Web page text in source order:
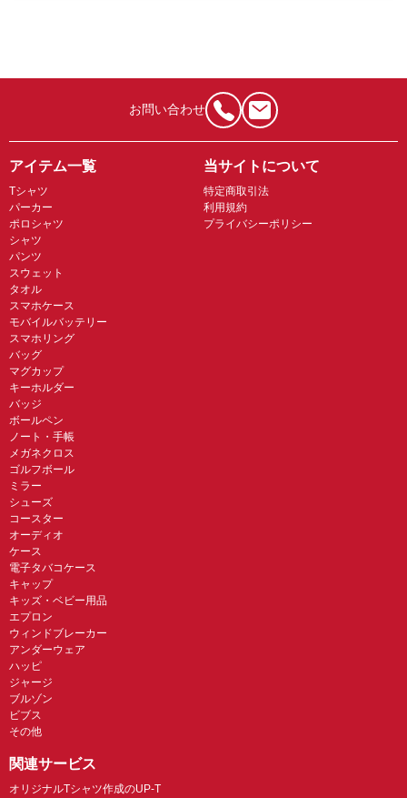
お問い合わせ
アイテム一覧
Tシャツ
パーカー
ポロシャツ
シャツ
パンツ
スウェット
タオル
スマホケース
モバイルバッテリー
スマホリング
バッグ
マグカップ
キーホルダー
バッジ
ボールペン
ノート・手帳
メガネクロス
ゴルフボール
ミラー
シューズ
コースター
オーディオ
ケース
電子タバコケース
キャップ
キッズ・ベビー用品
エプロン
ウィンドブレーカー
アンダーウェア
ハッピ
ジャージ
ブルゾン
ビブス
その他
当サイトについて
特定商取引法
利用規約
プライバシーポリシー
関連サービス
オリジナルTシャツ作成のUP-T